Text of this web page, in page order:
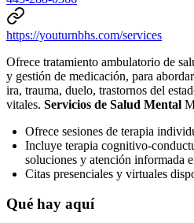
https://youturnbhs.com/services
Ofrece tratamiento ambulatorio de
y gestión de medicación, para
ira, trauma, duelo, trastornos del
vitales. Servicios de Salud Mental
Ofrece sesiones de terapia
Incluye terapia cognitivo-
soluciones y atención informada
Citas presenciales y virtuales
Qué hay aquí